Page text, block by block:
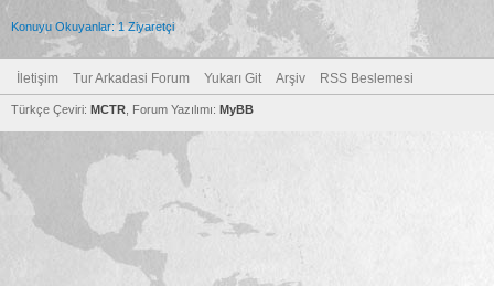
Konuyu Okuyanlar: 1 Ziyaretçi
İletişim Tur Arkadasi Forum Yukarı Git Arşiv RSS Beslemesi
Türkçe Çeviri: MCTR , Forum Yazılımı: MyBB